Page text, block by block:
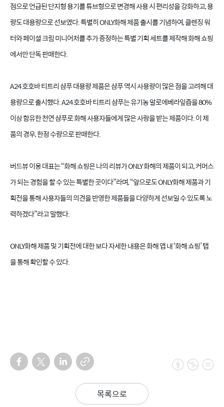
점으로 언급된 단지형 용기를 튜브형으로 변경해 사용 시 편리성을 강화하고, 용
량도 대용량으로 선보였다. 특별히 ONLY화해 제품 출시를 기념하여, 클렌징 워
터와 페이셜 크림 미니어처를 추가 증정하는 특별 기획 세트를 제작해 화해 쇼핑
에서만 단독 판매한다.
A24 호호바 티트리 샴푸 대용량 제품은 샴푸 역시 사용량이 많은 점을 고려해 대
용량으로 출시했다. A24 호호바 티트리 샴푸는 유기농 알로에베라잎즙을 80%
이상 함유한 천연 샴푸로 화해 사용자들에게 많은 사랑을 받는 제품이다. 이 제
품의 경우, 한정 수량으로 판매한다.
버드뷰 이웅 대표는 “화해 쇼핑은 나의 리뷰가 ONLY 화해의 제품이 되고, 커머스
가 되는 경험을 할 수 있는 특별한 곳이다”라며, “앞으로도 ONLY화해 제품과 기
획전을 통해 사용자들의 의견을 반영한 제품들을 다양하게 선보일 수 있도록 노
력하겠다”라고 말했다.
ONLY화해 제품 및 기획전에 대한 보다 자세한 내용은 화해 앱 내 ‘화해 쇼핑’ 탭
을 통해 확인할 수 있다.
목록으로